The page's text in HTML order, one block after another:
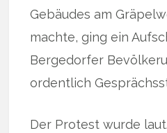
Gebäudes am
machte, ging ein
Bergedorfer
ordentlich
Der Protest wurde